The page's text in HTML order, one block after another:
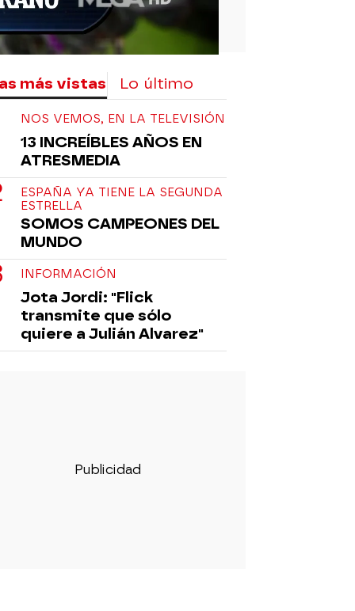
más vistas Lo último
NOS VEMOS, EN LA TELEVISIÓN
13 INCREÍBLES AÑOS EN
ATRESMEDIA
ESPAÑA YA TIENE LA SEGUNDA
ESTRELLA
SOMOS CAMPEONES DEL
MUNDO
INFORMACIÓN
Jota Jordi: "Flick
transmite que sólo
quiere a Julián Alvarez"